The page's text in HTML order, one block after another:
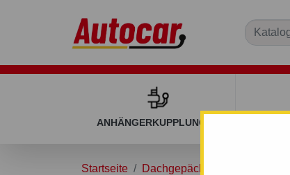
ANHÄNGERKUPPLUNGEN
Startseite Dachgepäckträger